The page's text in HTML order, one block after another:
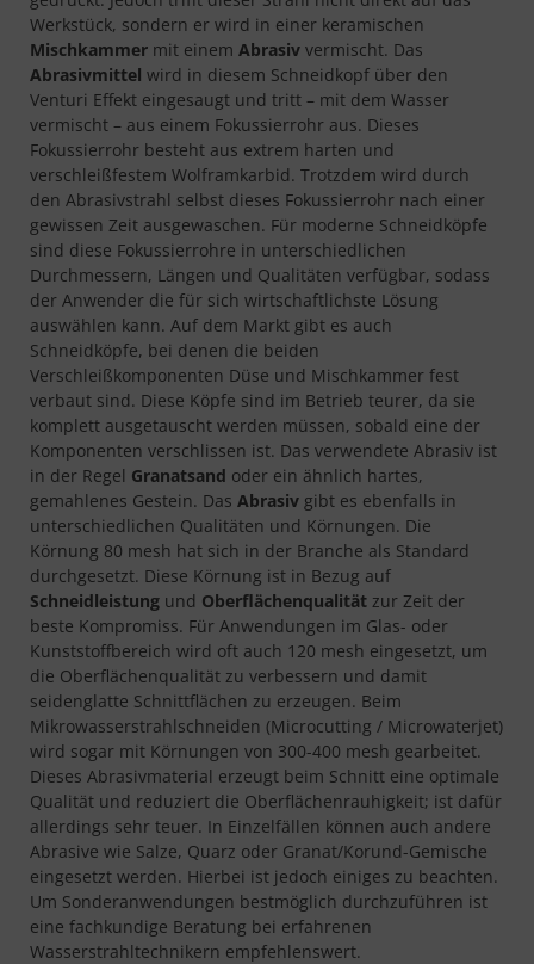
Werkstück, sondern er wird in einer keramischen
Mischkammer mit einem Abrasiv vermischt. Das
Abrasivmittel wird in diesem Schneidkopf über den
Venturi Effekt eingesaugt und tritt – mit dem Wasser
vermischt – aus einem Fokussierrohr aus. Dieses
Fokussierrohr besteht aus extrem harten und
verschleißfestem Wolframkarbid. Trotzdem wird durch
den Abrasivstrahl selbst dieses Fokussierrohr nach einer
gewissen Zeit ausgewaschen. Für moderne Schneidköpfe
sind diese Fokussierrohre in unterschiedlichen
Durchmessern, Längen und Qualitäten verfügbar, sodass
der Anwender die für sich wirtschaftlichste Lösung
auswählen kann. Auf dem Markt gibt es auch
Schneidköpfe, bei denen die beiden
Verschleißkomponenten Düse und Mischkammer fest
verbaut sind. Diese Köpfe sind im Betrieb teurer, da sie
komplett ausgetauscht werden müssen, sobald eine der
Komponenten verschlissen ist. Das verwendete Abrasiv ist
in der Regel Granatsand oder ein ähnlich hartes,
gemahlenes Gestein. Das Abrasiv gibt es ebenfalls in
unterschiedlichen Qualitäten und Körnungen. Die
Körnung 80 mesh hat sich in der Branche als Standard
durchgesetzt. Diese Körnung ist in Bezug auf
Schneidleistung und Oberflächenqualität zur Zeit der
beste Kompromiss. Für Anwendungen im Glas- oder
Kunststoffbereich wird oft auch 120 mesh eingesetzt, um
die Oberflächenqualität zu verbessern und damit
seidenglatte Schnittflächen zu erzeugen. Beim
Mikrowasserstrahlschneiden (Microcutting / Microwaterjet)
wird sogar mit Körnungen von 300-400 mesh gearbeitet.
Dieses Abrasivmaterial erzeugt beim Schnitt eine optimale
Qualität und reduziert die Oberflächen­rauh­igkeit; ist dafür
allerdings sehr teuer. In Einzelfällen können auch andere
Abrasive wie Salze, Quarz oder Granat/Korund-Gemische
eingesetzt werden. Hierbei ist jedoch einiges zu beachten.
Um Sonderanwendungen bestmöglich durchzuführen ist
eine fachkundige Beratung bei erfahrenen
Wasserstrahltechnikern empfehlenswert.